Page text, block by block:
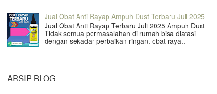
Jual Obat Anti Rayap Ampuh Dust Terbaru Juli 2025
Jual Obat Anti Rayap Terbaru Juli 2025 Ampuh Dust
Tidak semua permasalahan di rumah bisa diatasi
dengan sekadar perbaikan ringan. obat raya...
ARSIP BLOG